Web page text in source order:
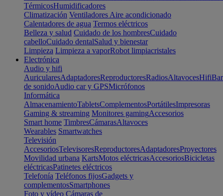
TérmicosHumidificadores
Climatización Ventiladores Aire acondicionado
Calentadores de agua Termos eléctricos
Belleza y salud Cuidado de los hombresCuidado
cabelloCuidado dentalSalud y bienestar
Limpieza Limpieza a vaporRobot limpiacristales
Electrónica
Audio y hifi
AuricularesAdaptadoresReproductoresRadiosAltavocesHifi
de sonidoAudio car y GPSMicrófonos
Informática
AlmacenamientoTabletsComplementosPortátilesImpresoras
Gaming & streaming Monitores gamingAccesorios
Smart home TimbresCámarasAltavoces
Wearables Smartwatches
Televisión
AccesoriosTelevisoresReproductoresAdaptadoresProyectores
Movilidad urbana KartsMotos eléctricasAccesoriosBicicletas
eléctricasPatinetes eléctricos
Telefonía Teléfonos fijosGadgets y
complementosSmartphones
Foto y vídeo Cámaras de